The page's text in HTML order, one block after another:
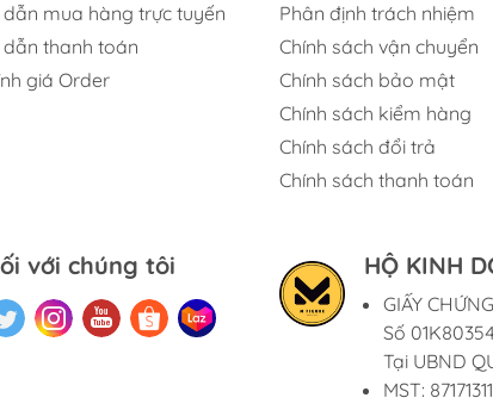
mua hàng trực tuyến
thanh toán
giá Order
Phân định trách nhiệm
Chính sách vận chuyển
Chính sách bảo mật
Chính sách kiểm hàng
Chính sách đổi trả
Chính sách thanh toán
với chúng tôi HỘ KINH
GIẤY
Số
Tại UBND
MST: